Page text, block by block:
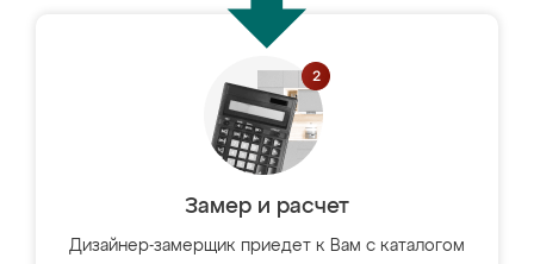
Замер и расчет
Дизайнер-замерщик приедет к Вам с каталогом